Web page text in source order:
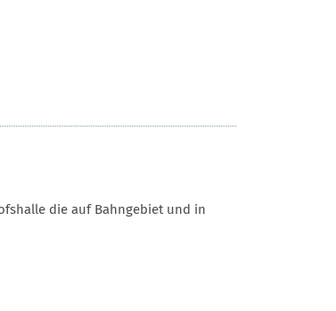
die auf Bahngebiet und in